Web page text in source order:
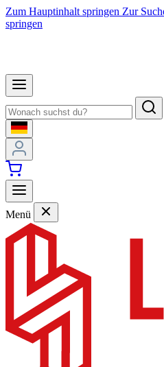
Zum Hauptinhalt springen Zur
springen
Menü